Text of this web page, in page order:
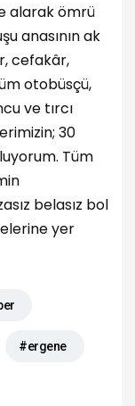
alarak ömrü
anasının ak
cefakâr,
otobüsçü,
ve tırcı
30
Tüm
belasız bol
yer
#ergene